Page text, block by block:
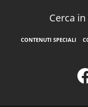
Cerca
CONTENUTI SPECIALI